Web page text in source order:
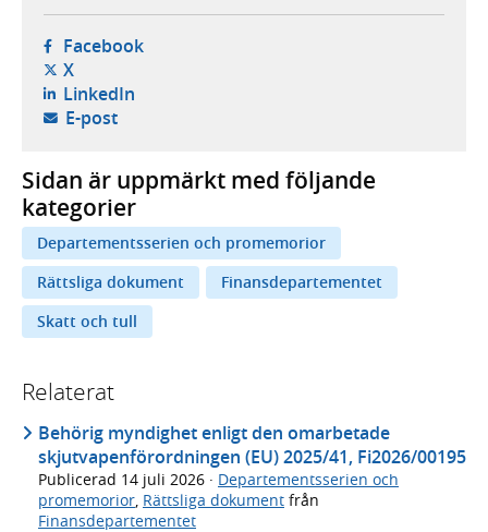
Facebook- öppnas i ny flik, extern webbplats,
X- öppnas i ny flik, extern webbplats,
LinkedIn- öppnas i ny flik, extern webbplats,
E-post- öppnar din e-postklient,
Sidan är uppmärkt med följande
kategorier
Departementsserien och promemorior
Rättsliga dokument
Finansdepartementet
Skatt och tull
Relaterat
Behörig myndighet enligt den omarbetade
skjutvapenförordningen (EU) 2025/41, Fi2026/00195
Publicerad 14 juli 2026 · Departementsserien och
promemorior Rättsliga dokument från
Finansdepartementet